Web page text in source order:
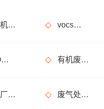
注塑机产生的有机废气特点，注塑机有机废气处理工艺 vocs催化燃烧设备适用于哪些行业的废气处理？
RTO装置使用注意事项及维护注意事项 有机废气处理工作：RCO活性炭催化燃烧设备是常用设备
焦化厂废气处理方案_焦化厂废气处理设备 废气处理设备安全方面必须重视！化工厂案例